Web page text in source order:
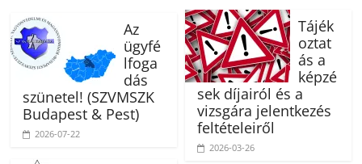
Az
ügyfé
lfoga
dás
szünetel! (SZVMSZK
Budapest & Pest)
2026-07-22
Tájék
oztat
ás a
képzé
sek díjairól és a
vizsgára jelentkezés
feltételeiről
2026-03-26